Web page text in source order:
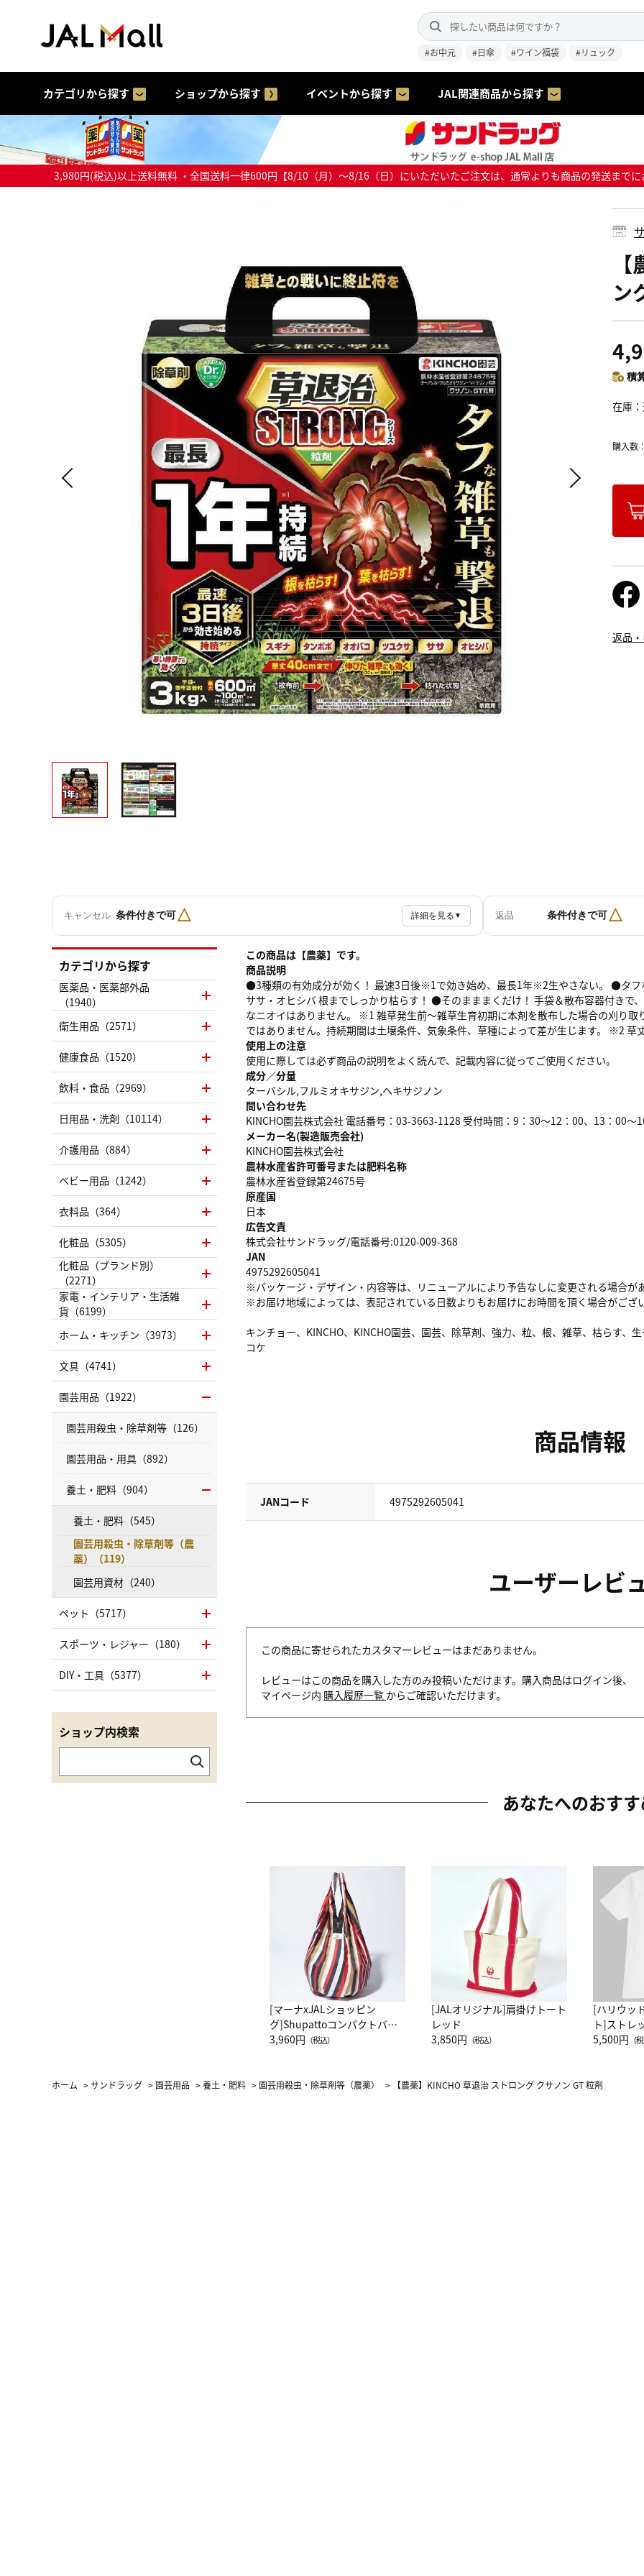
#お中元 #日傘 #ワイン福袋 #リュック
カテゴリから探す ショップから探す イベントから探す JAL関連商品から探す
3,980円(税込)以上送料無料 ・全国送料一律600円【8/10（月）～8/16（日）にいただいたご注文は、通常よりも商品の発送まで
ン
積
在庫
購入数：
返品
キャンセル 条件付きで可△ 詳細を見る ▼ 返品 条件付きで可△
この商品は【農薬】です。
商品説明
●3種類の有効成分が効く！ 最速3日後※1で効き始め、最長1年※2生やさない。 ●タフ
ササ・オヒシバ 根までしっかり枯らす！ ●そのまままくだけ！ 手袋＆散布容器付きで
なニオイはありません。 ※1 雑草発生前～雑草生育初期に本剤を散布した場合の刈り
ではありません。持続期間は土壌条件、気象条件、草種によって差が生じます。 ※2 草
使用上の注意
使用に際しては必ず商品の説明をよく読んで、記載内容に従ってご使用ください。
成分／分量
ターバシル,フルミオキサジン,ヘキサジノン
問い合わせ先
KINCHO園芸株式会社 電話番号：03-3663-1128 受付時間：9：30～12：00、13：00～
メーカー名(製造販売会社)
KINCHO園芸株式会社
農林水産省許可番号または肥料名称
農林水産省登録第24675号
原産国
日本
広告文責
株式会社サンドラッグ/電話番号:0120-009-368
JAN
4975292605041
※パッケージ・デザイン・内容等は、リニューアルにより予告なしに変更される場合が
※お届け地域によっては、表記されている日数よりもお届けにお時間を頂く場合がござい
キンチョー、KINCHO、KINCHO園芸、園芸、除草剤、強力、粒、根、雑草、枯らす、
コケ
商品情報
JANコード 4975292605041
ユーザーレビ
この商品に寄せられたカスタマーレビューはまだありません。
レビューはこの商品を購入した方のみ投稿いただけます。購入商品はログイン後、
マイページ内 購入履歴一覧 からご確認いただけます。
あなたへのおす
[マーナxJALショッピン
グ]Shupattoコンパクトバッ
グ Drop JAL客室乗務員
3,960円 （税込）
[JALオリジナル]肩掛けトート
レッド
3,850円 （税込）
[ハリウッ
ト]ストレ
ーネック別
5,500円 （
カテゴリから探す
医薬品・医薬部外品
（1940）
衛生用品（2571）
健康食品（1520）
飲料・食品（2969）
日用品・洗剤（10114）
介護用品（884）
ベビー用品（1242）
衣料品（364）
化粧品（5305）
化粧品（ブランド別）
（2271）
家電・インテリア・生活雑
貨（6199）
ホーム・キッチン（3973）
文具（4741）
園芸用品（1922）
園芸用殺虫・除草剤等（126）
園芸用品・用具（892）
養土・肥料（904）
養土・肥料（545）
園芸用殺虫・除草剤等（農
薬）（119）
園芸用資材（240）
ペット（5717）
スポーツ・レジャー（180）
DIY・工具（5377）
ショップ内検索
ホーム >サンドラッグ > 園芸用品 >養土・肥料 > 園芸用殺虫・除草剤等（農薬） > 【農薬】KINCHO 草退治 ストロング クサノン GT 粒剤